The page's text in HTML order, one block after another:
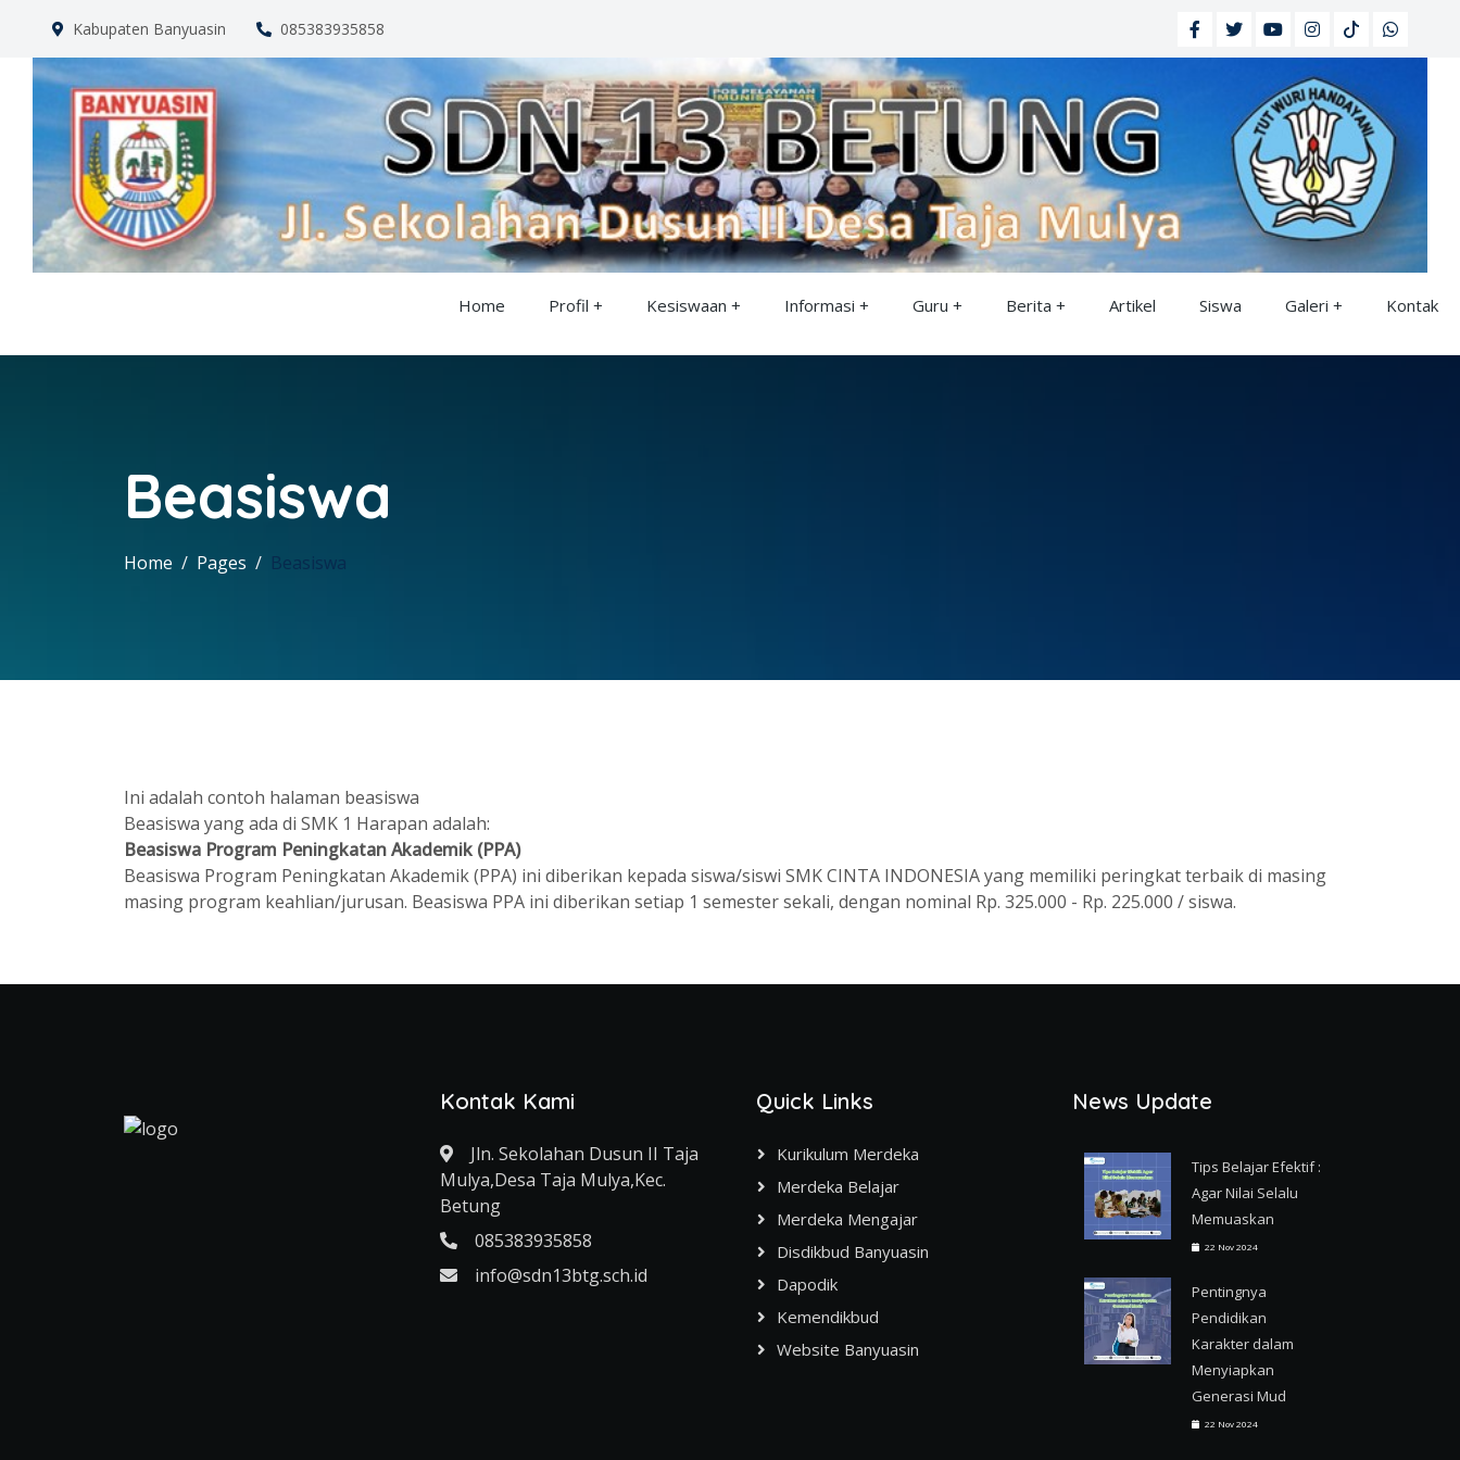
Kabupaten Banyuasin 085383935858
Home Profil Kesiswaan Informasi Guru Berita Artikel Siswa Galeri Kontak
Beasiswa
Home Pages Beasiswa
Ini adalah contoh halaman beasiswa
Beasiswa yang ada di SMK 1 Harapan adalah:
Beasiswa Program Peningkatan Akademik (PPA)
Beasiswa Program Peningkatan Akademik (PPA) ini diberikan kepada siswa/siswi SMK CINTA INDONESIA yang memiliki peringkat terbaik di masing
masing program keahlian/jurusan. Beasiswa PPA ini diberikan setiap 1 semester sekali, dengan nominal Rp. 325.000 - Rp. 225.000 / siswa.
Kontak Kami
Jln. Sekolahan Dusun II Taja
Mulya,Desa Taja Mulya,Kec.
Betung
085383935858
info@sdn13btg.sch.id
Quick Links
Kurikulum Merdeka
Merdeka Belajar
Merdeka Mengajar
Disdikbud Banyuasin
Dapodik
Kemendikbud
Website Banyuasin
News Update
Tips Belajar Efektif :
Agar Nilai Selalu
Memuaskan
22 Nov 2024
Pentingnya
Pendidikan
Karakter dalam
Menyiapkan
Generasi Mud
22 Nov 2024